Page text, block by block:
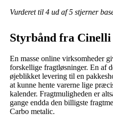
Vurderet til 4 ud af 5 stjerner
Styrbånd fra Cinelli
En masse online virksomheder
forskellige fragtløsninger. En af
øjeblikket levering til en
at kunne hente varerne lige
kalender. Fragtmuligheden er
gange endda den billigste
Carbo metalic.